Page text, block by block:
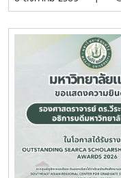
ผู้นำเครือข่ายอุดมศึกษ
AI และนวัตกรรมจาก
Action เพื่อร่วมกำหนด
การขับเคลื่อนมหาวิทยา
นี้มหาวิทยาลัยแม่โจ้ติด
อุดมศึกษาไทย พร้อมแ
มือกับเครือข่ายสถาบั
มหาวิทยาลัยไทยให้ก้า
ยกระดับศักยภาพด้านก
บุคลากร รวมจำนวน 25
พระบรมราชชนนีพันปีห
พระบรมมหาราชวัง แล
พระเจ้าลูกเธอ เจ้าฟ้า
ราชสาริณีสิริพัชร มหา
พระบรมมหาราชวังกา
มหากรุณาธิคุณล้นเกล้
มหาวิทยาลัย สมาคมศิ
ร่วมแสดงความจงรักภั
มหากรุณาธิคุณอย่างห